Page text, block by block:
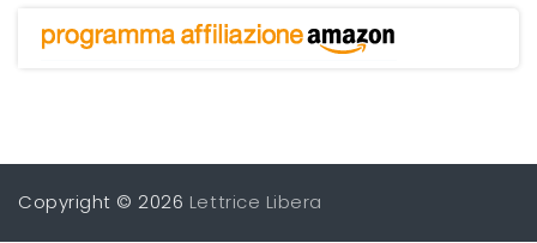
Copyright © 2026 Lettrice Libera